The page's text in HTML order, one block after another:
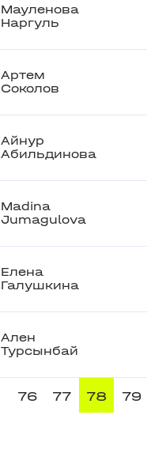
Мауленова
Наргуль
Артем
Соколов
Айнур
Абильдинова
Madina
Jumagulova
Елена
Галушкина
Ален
Турсынбай
76 77 78 79